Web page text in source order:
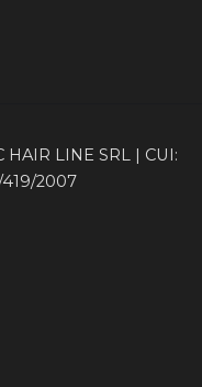
HAIR LINE SRL | CUI:
419/2007